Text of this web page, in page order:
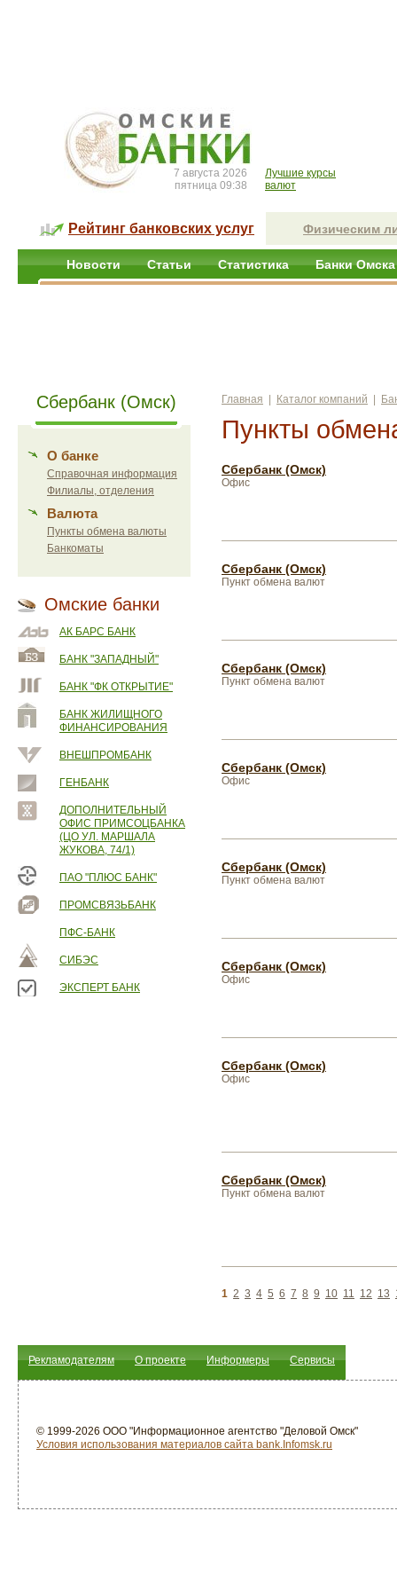
7 августа 2026
пятница 09:38
Лучшие курсы
валют
Рейтинг банковских услуг Физическим
Новости Статьи Статистика Банки Омска
Сбербанк (Омск)
О банке
Справочная информация
Филиалы, отделения
Валюта
Пункты обмена валюты
Банкоматы
Омские банки
АК БАРС БАНК
БАНК "ЗАПАДНЫЙ"
БАНК "ФК ОТКРЫТИЕ"
БАНК ЖИЛИЩНОГО
ФИНАНСИРОВАНИЯ
ВНЕШПРОМБАНК
ГЕНБАНК
ДОПОЛНИТЕЛЬНЫЙ
ОФИС ПРИМСОЦБАНКА
(ЦО УЛ. МАРШАЛА
ЖУКОВА, 74/1)
ПАО "ПЛЮС БАНК"
ПРОМСВЯЗЬБАНК
ПФС-БАНК
СИБЭС
ЭКСПЕРТ БАНК
Главная Каталог компаний
Пункты
Сбербанк (Омск)
Офис
Сбербанк (Омск)
Пункт обмена валют
Сбербанк (Омск)
Пункт обмена валют
Сбербанк (Омск)
Офис
Сбербанк (Омск)
Пункт обмена валют
Сбербанк (Омск)
Офис
Сбербанк (Омск)
Офис
Сбербанк (Омск)
Пункт обмена валют
1 2 3 4 5 6 7 8 9 10 11 12 13
Рекламодателям О проекте Информеры Сервисы
© 1999-2026 ООО "Информационное агентство "Деловой Омск"
Условия использования материалов сайта bank.Infomsk.ru